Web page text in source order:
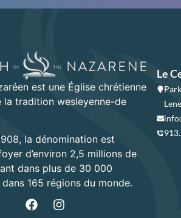
est une Église chrétienne
la tradition wesleyenne-de
la dénomination est
d’environ 2,5 millions de
dans plus de 30 000
165 régions du monde.
Le